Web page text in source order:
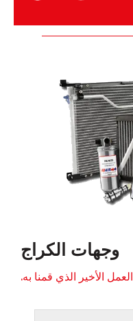
وجهات الكراج
العمل الأخير الذي قمنا به.